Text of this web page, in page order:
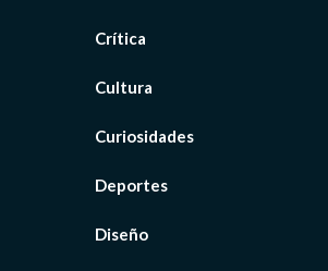
Crítica
Cultura
Curiosidades
Deportes
Diseño